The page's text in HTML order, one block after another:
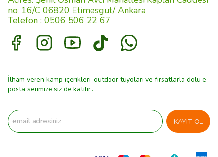
no: 16/C 06820 Etimesgut/ Ankara
Telefon : 0506 506 22 67
İlham veren kamp içerikleri, outdoor tüyoları ve fırsatlarla dolu e-
posta serimize siz de katılın.
KAYIT OL